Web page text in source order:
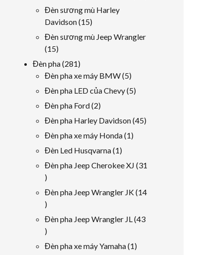
Đèn sương mù Harley
Davidson 1515
các
Đèn sương mù Jeep Wrangler
1515
các
sản
Đèn pha 281281
các
sản
Đèn pha xe máy BMW 55
các
Đèn pha LED của Chevy 55
phẩm
Đèn pha Ford 22
các
phẩm
Đèn pha Harley Davidson 4545
Đèn pha xe máy Honda 11
Đèn Led Husqvarna 11
sản
Đèn pha Jeep Cherokee XJ 31
31
các
sản
Đèn pha Jeep Wrangler JK 14
14
các
sản
Đèn pha Jeep Wrangler JL 43
43
các
Đèn pha xe máy Yamaha 11